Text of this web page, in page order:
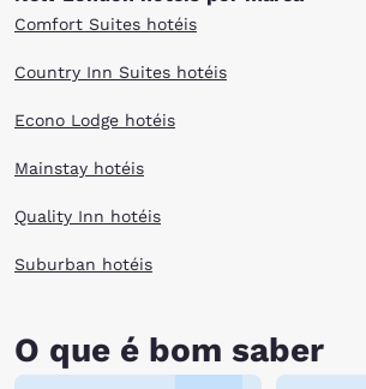
Comfort Suites hotéis
Country Inn Suites hotéis
Econo Lodge hotéis
Mainstay hotéis
Quality Inn hotéis
Suburban hotéis
O que é bom saber